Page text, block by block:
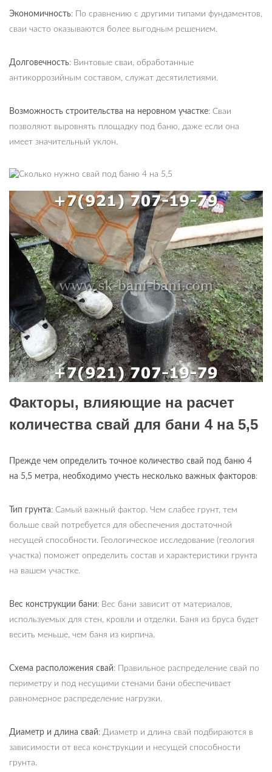
Экономичность: По сравнению с другими типами фундаментов,
сваи часто оказываются более выгодным решением.
Долговечность: Винтовые сваи, обработанные
антикоррозийным составом, служат десятилетиями.
Возможность строительства на неровном участке: Сваи
позволяют выровнять площадку под баню, даже если она
имеет значительный уклон.
Факторы, влияющие на расчет
количества свай для бани 4 на 5,5
Прежде чем определить точное количество свай под баню 4
на 5,5 метра, необходимо учесть несколько важных факторов:
Тип грунта: Самый важный фактор. Чем слабее грунт, тем
больше свай потребуется для обеспечения достаточной
несущей способности. Геологическое исследование (геология
участка) поможет определить состав и характеристики грунта
на вашем участке.
Вес конструкции бани: Вес бани зависит от материалов,
используемых для стен, кровли и отделки. Баня из бруса будет
весить меньше, чем баня из кирпича.
Схема расположения свай: Правильное распределение свай по
периметру и под несущими стенами бани обеспечивает
равномерное распределение нагрузки.
Диаметр и длина свай: Диаметр и длина свай подбираются в
зависимости от веса конструкции и несущей способности
грунта.